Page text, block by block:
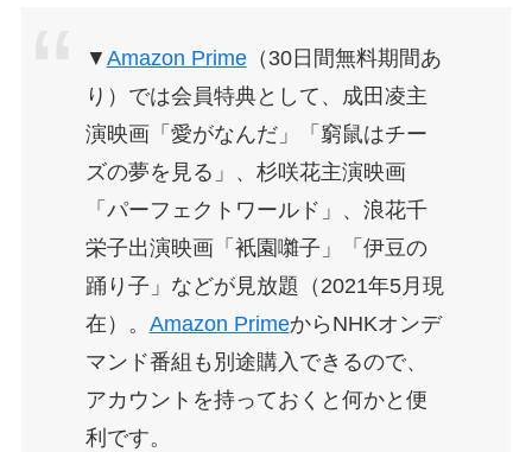
▼ Amazon Prime（30日間無料期間あ
り）では会員特典として、成田凌主
演映画「愛がなんだ」「窮鼠はチー
ズの夢を見る」、杉咲花主演映画
「パーフェクトワールド」、浪花千
栄子出演映画「衹園囃子」「伊豆の
踊り子」などが見放題（2021年5月現
在）。 Amazon PrimeからNHKオンデ
マンド番組も別途購入できるので、
アカウントを持っておくと何かと便
利です。